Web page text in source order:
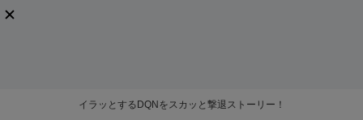
イラッとするDQNをスカッと撃退ストーリー！